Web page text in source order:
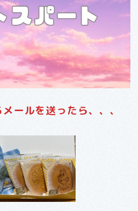
ールを送ったら、、、